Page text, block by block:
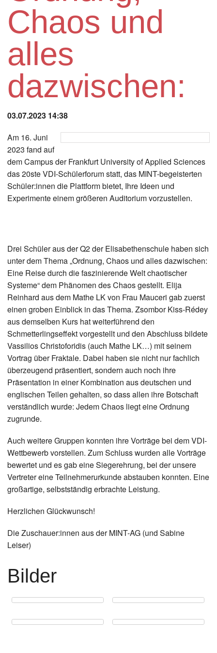
Instagram
Chaos und
alles
dazwischen:
03.07.2023 14:38
Am 16. Juni
2023 fand auf
dem Campus der Frankfurt University of Applied Sciences
das 20ste VDI-Schülerforum statt, das MINT-begeisterten
Schüler:innen die Plattform bietet, Ihre Ideen und
Experimente einem größeren Auditorium vorzustellen.
Drei Schüler aus der Q2 der Elisabethenschule haben sich
unter dem Thema „Ordnung, Chaos und alles dazwischen:
Eine Reise durch die faszinierende Welt chaotischer
Systeme“ dem Phänomen des Chaos gestellt. Elija
Reinhard aus dem Mathe LK von Frau Mauceri gab zuerst
einen groben Einblick in das Thema. Zsombor Kiss-Rédey
aus demselben Kurs hat weiterführend den
Schmetterlingseffekt vorgestellt und den Abschluss bildete
Vassilios Christoforidis (auch Mathe LK…) mit seinem
Vortrag über Fraktale. Dabei haben sie nicht nur fachlich
überzeugend präsentiert, sondern auch noch ihre
Präsentation in einer Kombination aus deutschen und
englischen Teilen gehalten, so dass allen ihre Botschaft
verständlich wurde: Jedem Chaos liegt eine Ordnung
zugrunde.
Auch weitere Gruppen konnten ihre Vorträge bei dem VDI-
Wettbewerb vorstellen. Zum Schluss wurden alle Vorträge
bewertet und es gab eine Siegerehrung, bei der unsere
Vertreter eine Teilnehmerurkunde abstauben konnten. Eine
großartige, selbstständig erbrachte Leistung.
Herzlichen Glückwunsch!
Die Zuschauer:innen aus der MINT-AG (und Sabine
Leiser)
Bilder